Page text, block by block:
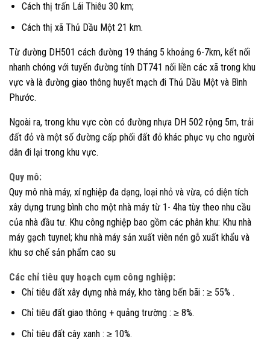
Cách thị trấn Lái Thiêu 30 km;
Cách thị xã Thủ Dầu Một 21 km.
Từ đường DH501 cách đường 19 tháng 5 khoảng 6-7km, kết nối
nhanh chóng với tuyến đường tỉnh DT741 nối liền các xã trong khu
vực và là đường giao thông huyết mạch đi Thủ Dầu Một và Bình
Phước.
Ngoài ra, trong khu vực còn có đường nhựa DH 502 rộng 5m, trải
đất đỏ và một số đường cấp phối đất đỏ khác phục vụ cho người
dân đi lại trong khu vực.
Quy mô:
Quy mô nhà máy, xí nghiệp đa dạng, loại nhỏ và vừa, có diện tích
xây dựng trung bình cho một nhà máy từ 1- 4ha tùy theo nhu cầu
của nhà đầu tư. Khu công nghiệp bao gồm các phân khu: Khu nhà
máy gạch tuynel; khu nhà máy sản xuất viên nén gỗ xuất khẩu và
khu sơ chế sản phẩm cao su
Các chỉ tiêu quy hoạch cụm công nghiệp:
Chỉ tiêu đất xây dựng nhà máy, kho tàng bến bãi : ≥ 55% .
Chỉ tiêu đất giao thông + quảng trường : ≥ 8%.
Chỉ tiêu đất cây xanh : ≥ 10%.